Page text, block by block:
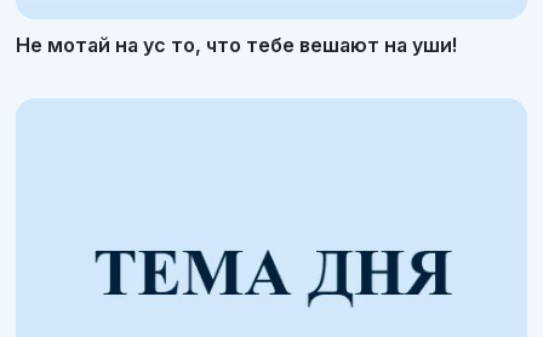
Не мотай на ус то, что тебе вешают на уши!